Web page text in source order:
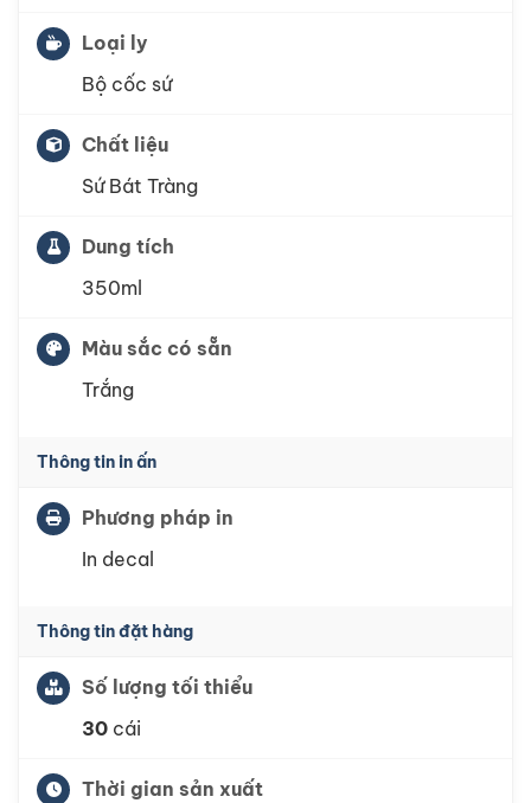
Loại ly
Bộ cốc sứ
Chất liệu
Sứ Bát Tràng
Dung tích
350ml
Màu sắc có sẵn
Trắng
Thông tin in ấn
Phương pháp in
In decal
Thông tin đặt hàng
Số lượng tối thiểu
30 cái
Thời gian sản xuất